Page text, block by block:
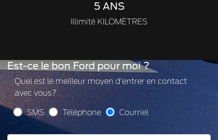
5 ANS
Illimité KILOMÈTRES
Est-ce le bon Ford pour moi ?
Quel est le meilleur moyen d'entrer en contact
avec vous?
SMS Téléphone Courriel